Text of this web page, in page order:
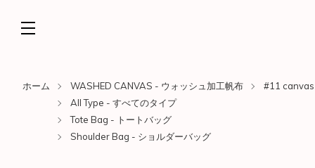
ホーム WASHED CANVAS - ウォッシュ加工帆布
#11 canvas
All Type - すべてのタイプ
Tote Bag - トートバッグ
Shoulder Bag - ショルダーバッグ